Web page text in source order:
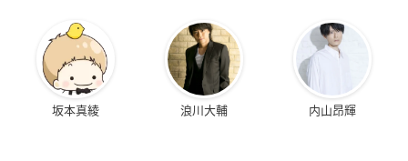
坂本真綾 浪川大輔 内山昂輝